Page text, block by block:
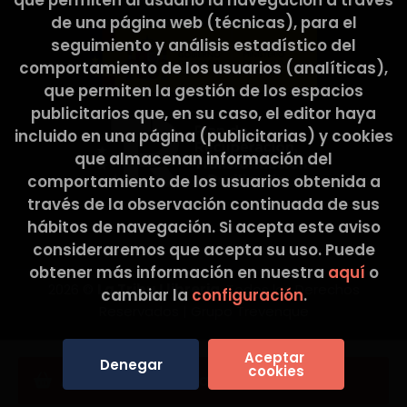
Añadir a mi cesta
La Tribu Llibreria. Todos los Derechos
Grupo Trevenque
de una página web (técnicas), para el
seguimiento y análisis estadístico del
comportamiento de los usuarios (analíticas),
que permiten la gestión de los espacios
publicitarios que, en su caso, el editor haya
incluido en una página (publicitarias) y cookies
que almacenan información del
comportamiento de los usuarios obtenida a
través de la observación continuada de sus
hábitos de navegación. Si acepta este aviso
consideraremos que acepta su uso. Puede
obtener más información en nuestra aquí o
cambiar la configuración.
Denegar Aceptar
cookies